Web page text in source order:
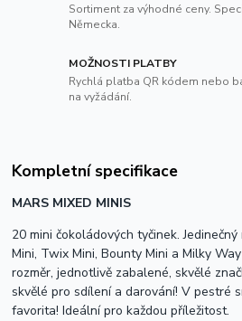
Sortiment za výhodné ceny.
Německa.
MOŽNOSTI PLATBY
Rychlá platba QR kódem nebo
na vyžádání.
Kompletní specifikace
MARS MIXED MINIS
20 mini čokoládových tyčinek.
Mini, Twix Mini, Bounty Mini a Milky
rozměr, jednotlivě zabalené, skvělé
skvělé pro sdílení a darování! V pestré
favorita! Ideální pro každou příležitost.